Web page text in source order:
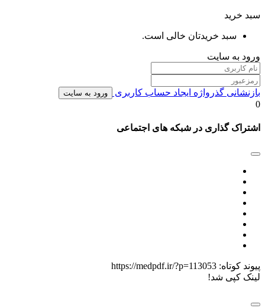
سبد خرید
سبد خریدتان خالی است.
ورود به سایت
بازنشانی گذرواژه ایجاد حساب کاربری ورود به سایت
0
اشتراک گذاری در شبکه های اجتماعی
پیوند کوتاه: https://medpdf.ir/?p=113053
لینک کپی شد!